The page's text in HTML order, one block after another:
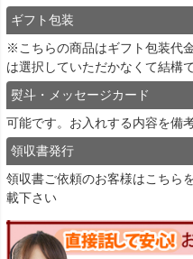
ギフト包装
※こちらの商品はギフト包装代
は選択していただかなくて結構で
熨斗・メッセージカード
可能です。お入れする内容を備
領収書発行
領収書ご依頼のお客様はこちら
載下さい